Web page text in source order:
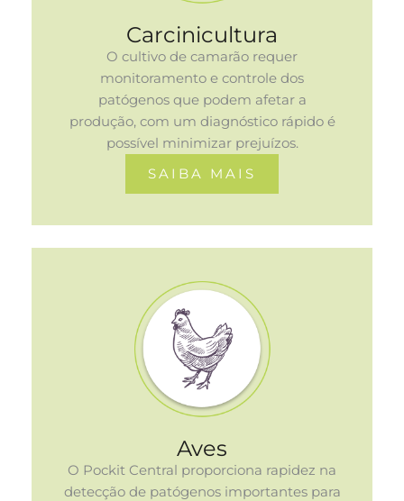
Carcinicultura
O cultivo de camarão requer
monitoramento e controle dos
patógenos que podem afetar a
produção, com um diagnóstico rápido é
possível minimizar prejuízos.
SAIBA MAIS
Aves
O Pockit Central proporciona rapidez na
detecção de patógenos importantes para